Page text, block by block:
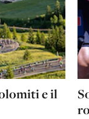
e il